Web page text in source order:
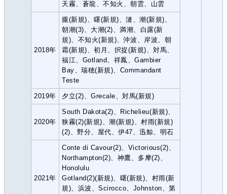
天霧、蒼龍、不知火、朝雲、山雲
2018年
朧(新規)、曙(新規)、漣、潮(新規)、
朝潮(3)、大潮(2)、満潮、白露(新
規)、不知火(新規)、沖波、岸波、朝
霜(新規)、初月、択捉(新規)、対馬、
福江、Gotland、祥鳳、Gambier
Bay、瑞穂(新規)、Commandant
Teste
2019年 夕立(2)、Grecale、対馬(新規)
2020年
South Dakota(2)、Richelieu(新規)、
狭霧(2)(新規)、潮(新規)、村雨(新規)
(2)、野分、屋代、伊47、迅鯨、明石
2021年
Conte di Cavour(2)、Victorious(2)、
Northampton(2)、神鷹、多摩(2)、
Honolulu
Gotland(2)(新規)、曙(新規)、村雨(新
規)、浜波、Scirocco、Johnston、第